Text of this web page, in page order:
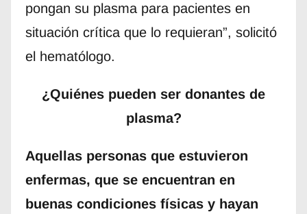
pongan su plasma para pacientes en
situación crítica que lo requieran”, solicitó
el hematólogo.
¿Quiénes pueden ser donantes de
plasma?
Aquellas personas que estuvieron
enfermas, que se encuentran en
buenas condiciones físicas y hayan